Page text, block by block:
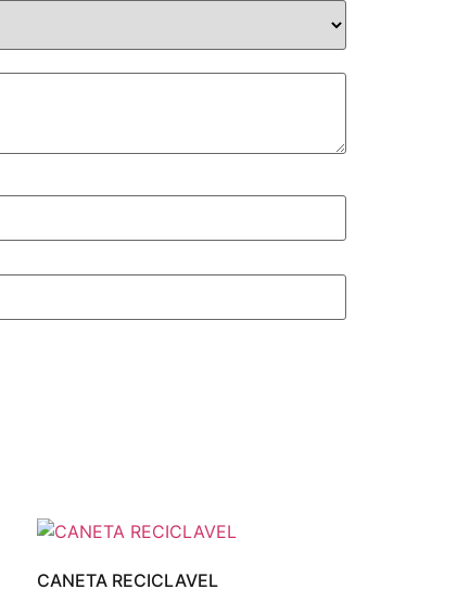
CANETA RECICLAVEL